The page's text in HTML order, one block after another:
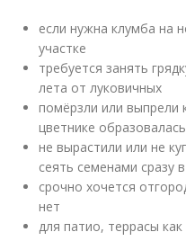
если нужна клумба на
участке
требуется занять
лета от луковичных
помёрзли или выпрели
цветнике
не вырастили или не
сеять семенами сразу
срочно хочется
нет
для патио, террасы